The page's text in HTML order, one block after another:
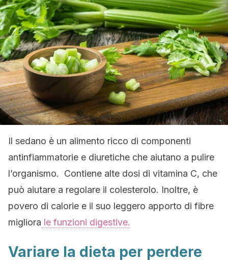
Il sedano è un alimento ricco di componenti
antinfiammatorie e diuretiche che aiutano a pulire
l’organismo. Contiene alte dosi di vitamina C, che
può aiutare a regolare il colesterolo. Inoltre, è
povero di calorie e il suo leggero apporto di fibre
migliora le funzioni digestive.
Variare la dieta per perdere